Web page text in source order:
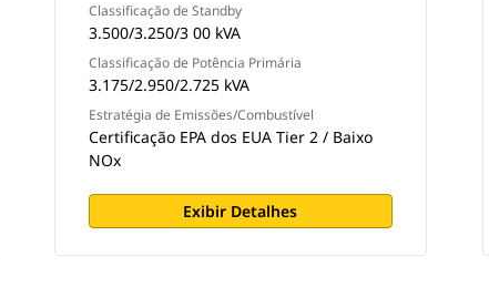
Classificação de Standby
3.500/3.250/3 00 kVA
Classificação de Potência Primária
3.175/2.950/2.725 kVA
Estratégia de Emissões/Combustível
Certificação EPA dos EUA Tier 2 / Baixo
NOx
Exibir Detalhes